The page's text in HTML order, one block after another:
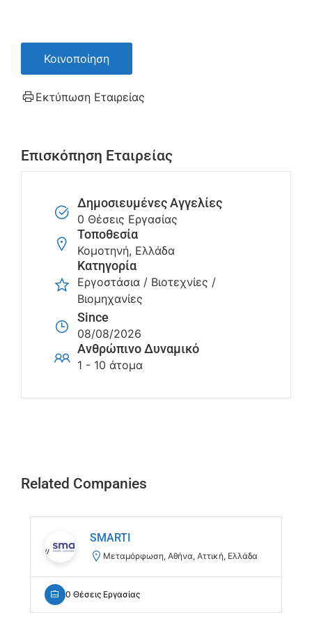
Κοινοποίηση
Εκτύπωση Εταιρείας
Επισκόπηση Εταιρείας
Δημοσιευμένες Αγγελίες
0 Θέσεις Εργασίας
Τοποθεσία
Κομοτηνή, Ελλάδα
Κατηγορία
Εργοστάσια / Βιοτεχνίες /
Βιομηχανίες
Since
08/08/2026
Ανθρώπινο Δυναμικό
1 - 10 άτομα
Related Companies
SMARTI
Μεταμόρφωση, Αθήνα, Αττική, Ελλάδα
0 Θέσεις Εργασίας